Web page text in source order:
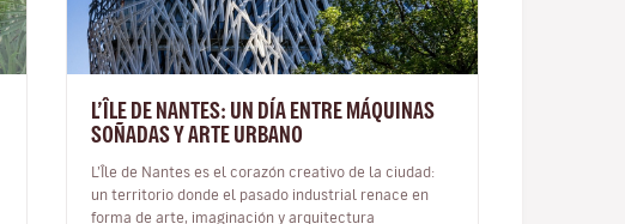
L’ÎLE DE NANTES: UN DÍA ENTRE MÁQUINAS
SOÑADAS Y ARTE URBANO
L’Île de Nantes es el corazón creativo de la ciudad:
un territorio donde el pasado industrial renace en
forma de arte, imaginación y arquitectura